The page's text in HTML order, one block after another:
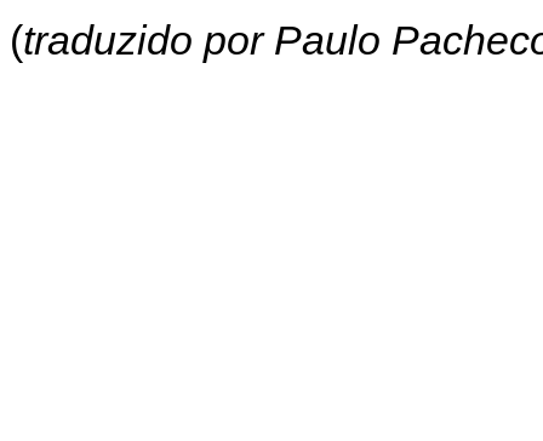
(traduzido por Paulo